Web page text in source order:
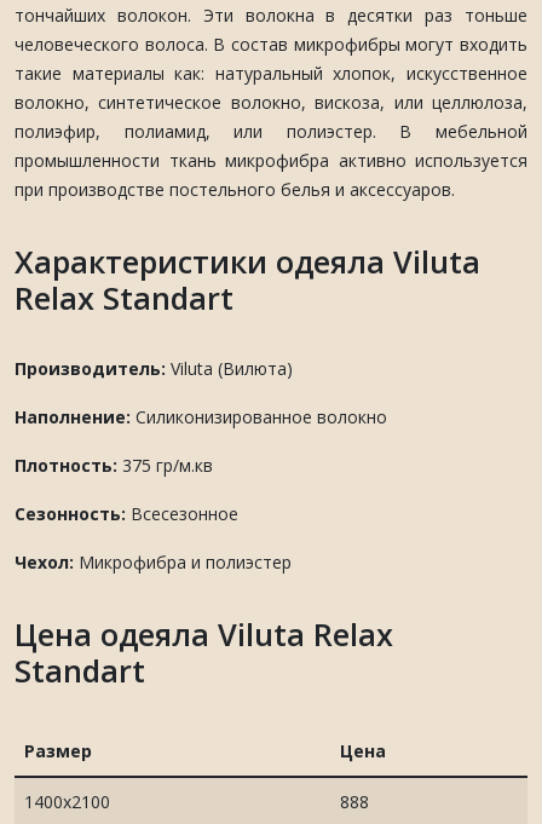
тончайших волокон. Эти волокна в десятки раз тоньше
человеческого волоса. В состав микрофибры могут входить
такие материалы как: натуральный хлопок, искусственное
волокно, синтетическое волокно, вискоза, или целлюлоза,
полиэфир, полиамид, или полиэстер. В мебельной
промышленности ткань микрофибра активно используется
при производстве постельного белья и аксессуаров.
Характеристики одеяла Viluta
Relax Standart
Производитель: Viluta (Вилюта)
Наполнение: Силиконизированное волокно
Плотность: 375 гр/м.кв
Сезонность: Всесезонное
Чехол: Микрофибра и полиэстер
Цена одеяла Viluta Relax
Standart
Размер Цена
1400х2100 888